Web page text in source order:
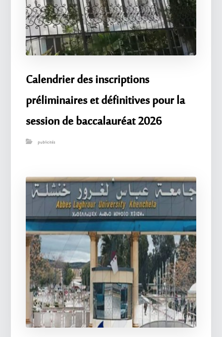
Calendrier des inscriptions
préliminaires et définitives pour la
session de baccalauréat 2026
publicités